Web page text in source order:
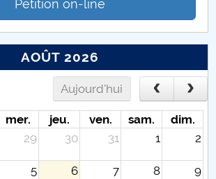
Pétition on-line
AOÛT 2026
Aujourd'hui
mer. jeu. ven. sam.
dim.
29 30 31 1 2
5 6 7 8 9